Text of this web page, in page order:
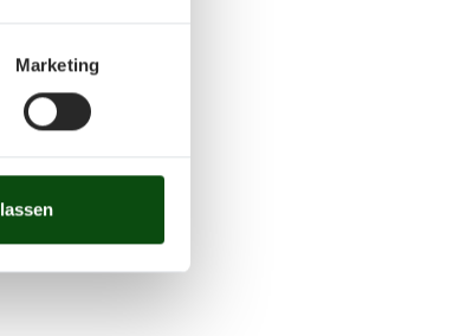
Marketing
Sa
13 14
28 29 30